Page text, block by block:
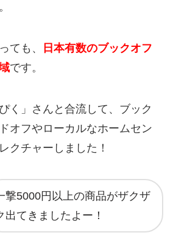
ても、
日本有数のブックオフ
です。
く」さんと合流して、ブック
オフやローカルなホームセン
クチャーしました！
撃5000円以上の商品がザクザ
出てきましたよー！